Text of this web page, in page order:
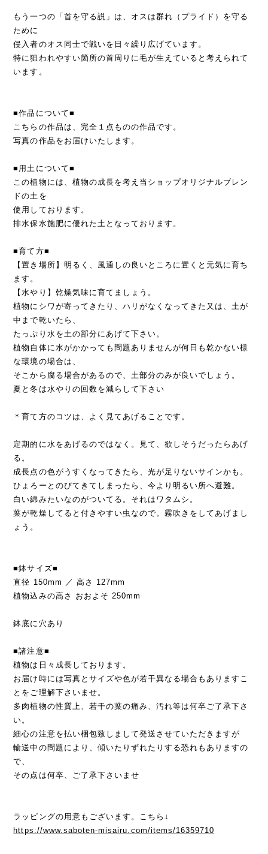
もう一つの「首を守る説」は、オスは群れ（プライド）を守る
ために
侵入者のオス同士で戦いを日々繰り広げています。
特に狙われやすい箇所の首周りに毛が生えていると考えられて
います。
■作品について■
こちらの作品は、完全１点ものの作品です。
写真の作品をお届けいたします。
■用土について■
この植物には、植物の成長を考え当ショップオリジナルブレン
ドの土を
使用しております。
排水保水施肥に優れた土となっております。
■育て方■
【置き場所】明るく、風通しの良いところに置くと元気に育ち
ます。
【水やり】乾燥気味に育てましょう。
植物にシワが寄ってきたり、ハリがなくなってきた又は、土が
中まで乾いたら、
たっぷり水を土の部分にあげて下さい。
植物自体に水がかかっても問題ありませんが何日も乾かない様
な環境の場合は、
そこから腐る場合があるので、土部分のみが良いでしょう。
夏と冬は水やりの回数を減らして下さい
＊育て方のコツは、よく見てあげることです。
定期的に水をあげるのではなく。見て、欲しそうだったらあげ
る。
成長点の色がうすくなってきたら、光が足りないサインかも。
ひょろーとのびてきてしまったら、今より明るい所へ避難。
白い綿みたいなのがついてる。それはワタムシ。
葉が乾燥してると付きやすい虫なので。霧吹きをしてあげまし
ょう。
■鉢サイズ■
直径 150mm ／ 高さ 127mm
植物込みの高さ おおよそ 250mm
鉢底に穴あり
■諸注意■
植物は日々成長しております。
お届け時には写真とサイズや色が若干異なる場合もありますこ
とをご理解下さいませ。
多肉植物の性質上、若干の葉の痛み、汚れ等は何卒ご了承下さ
い。
細心の注意を払い梱包致しまして発送させていただきますが
輸送中の問題により、傾いたりずれたりする恐れもありますの
で、
その点は何卒、ご了承下さいませ
ラッピングの用意もございます。こちら↓
https://www.saboten-misairu.com/items/16359710